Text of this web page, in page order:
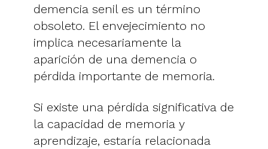
demencia senil es un término
obsoleto. El envejecimiento no
implica necesariamente la
aparición de una demencia o
pérdida importante de memoria.
Si existe una pérdida significativa de
la capacidad de memoria y
aprendizaje, estaría relacionada